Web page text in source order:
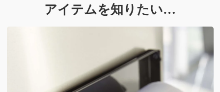
アイテムを知りたい…